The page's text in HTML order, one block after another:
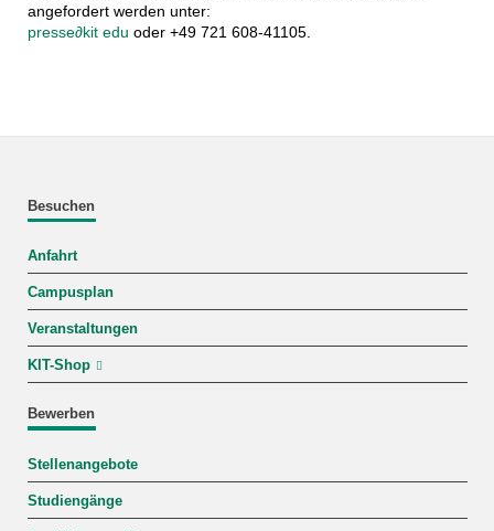
angefordert werden unter:
presse∂kit edu oder +49 721 608-41105.
Besuchen
Anfahrt
Campusplan
Veranstaltungen
KIT-Shop
Bewerben
Stellenangebote
Studiengänge